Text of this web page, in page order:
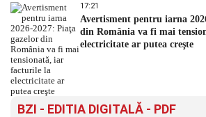
17:21
Avertisment pentru iarna
din România va fi mai
electricitate ar putea creşte
BZI - EDITIA DIGITALĂ - PDF